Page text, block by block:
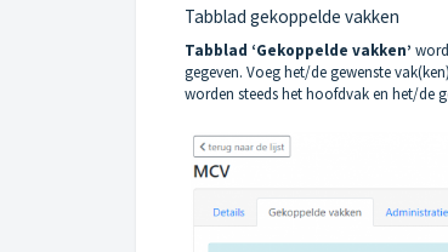
Tabblad gekoppelde vakken
Tabblad ‘Gekoppelde vakken’
gegeven. Voeg het/de gewenste
worden steeds het hoofdvak en het/de